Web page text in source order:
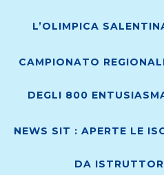
L’OLIMPICA
CAMPIONATO
DEGLI 800
NEWS SIT : APERTE LE
DA